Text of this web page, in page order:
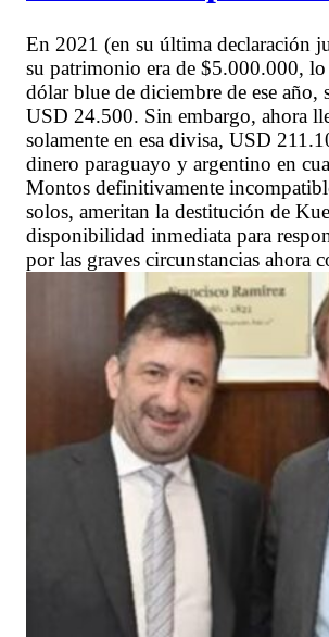
En 2021 (en su última declaración
su patrimonio era de $5.000.000,
dólar blue de diciembre de ese año,
USD 24.500. Sin embargo, ahora
solamente en esa divisa, USD
dinero paraguayo y argentino en
Montos definitivamente
solos, ameritan la destitución de
disponibilidad inmediata para
por las graves circunstancias ahora